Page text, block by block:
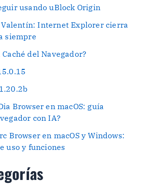
usando uBlock Origin
Valentín: Internet Explorer cierra
siempre
del Navegador?
Browser en macOS: guía
con IA?
Browser en macOS y Windows:
uso y funciones